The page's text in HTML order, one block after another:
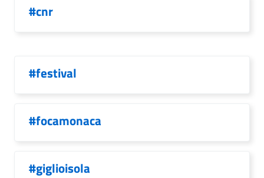
#cnr
#festival
#focamonaca
#giglioisola